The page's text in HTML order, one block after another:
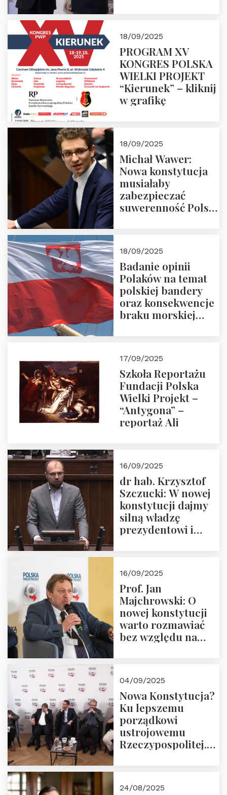
18/09/2025
PROGRAM XV
KONGRES POLSKA
WIELKI PROJEKT
“Kierunek” – kliknij
w grafikę
18/09/2025
Michał Wawer:
Nowa konstytucja
musiałaby
zabezpieczać
suwerenność Polski
18/09/2025
Badanie opinii
Polaków na temat
polskiej bandery
oraz konsekwencje
braku morskiej
17/09/2025
Szkoła Reportażu
Fundacji Polska
Wielki Projekt –
“Antygona” –
reportaż Ali
16/09/2025
dr hab. Krzysztof
Szczucki: W nowej
konstytucji dajmy
silną władzę
prezydentowi i
16/09/2025
Prof. Jan
Majchrowski: O
nowej konstytucji
warto rozmawiać
bez względu na
04/09/2025
Nowa Konstytucja?
Ku lepszemu
porządkowi
ustrojowemu
Rzeczypospolitej.
24/08/2025